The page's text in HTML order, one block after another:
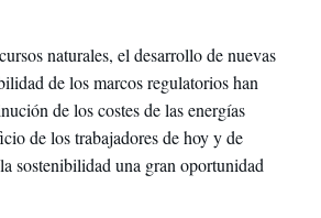
naturales, el desarrollo de nuevas
de los marcos regulatorios han
de los costes de las energías
de los trabajadores de hoy y de
sostenibilidad una gran oportunidad